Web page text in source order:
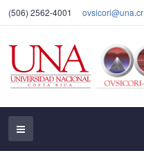
(506) 2562-4001 ovsicori@una.cr